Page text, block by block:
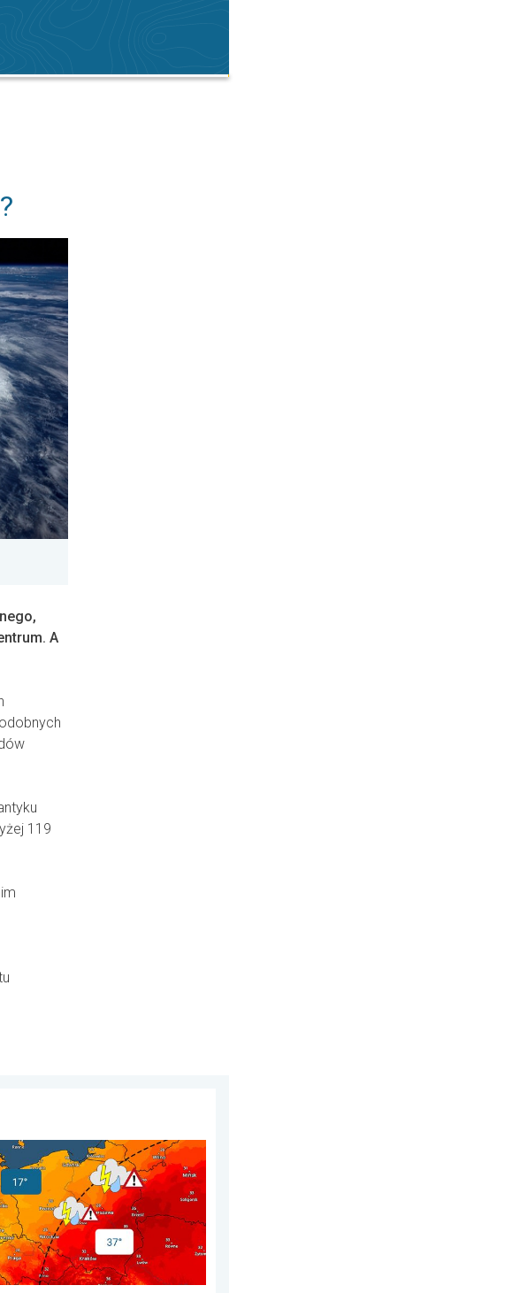
A
119
Upał i silne wiatry. . . czwartek, 30 lipca 2026
różnicy. Kontrast termiczny. . . sobota, 1 sierpnia 2026